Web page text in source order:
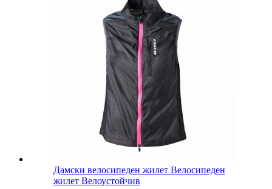
Дамски велосипеден жилет Велосипеден
жилет Велоустойчив